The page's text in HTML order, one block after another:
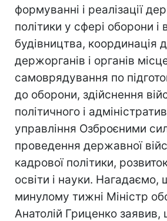
формуванні і реалізації
політики у сфері оборони і
будівництва, координація
держорганів і органів
самоврядування по
до оборони, здійснення
політичного і
управління Озброєними
проведення державної
кадрової політики,
освіти і науки. Нагадаємо,
минулому тижні Міністр
Анатолій Гриценко